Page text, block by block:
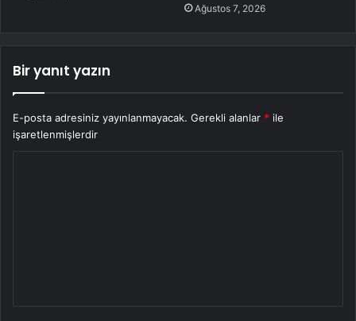
Ağustos 7, 2026
Bir yanıt yazın
E-posta adresiniz yayınlanmayacak. Gerekli alanlar * ile
işaretlenmişlerdir